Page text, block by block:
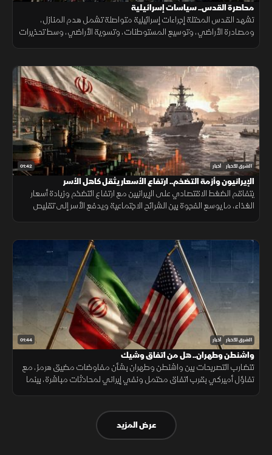
محاصرة القدس.. سياسات إسرائيلية
تشهد القدس المحتلة إجراءات إسرائيلية متواصلة تشمل هدم المنازل،
ومصادرة الأراضي، وتوسيع المستوطنات، وتسوية الأراضي، وسط تحذيرات
01:42 الشرق للأخبار أخبار
الإيرانيون وأزمة التضخم.. ارتفاع الأسعار يثقل كاهل الأسر
يتفاقم الضغط الاقتصادي على الإيرانيين مع ارتفاع التضخم وزيادة أسعار
الغذاء، ما يوسع الفجوة بين الشرائح الاجتماعية ويدفع الأسر إلى تقليص
01:44 الشرق للأخبار أخبار
واشنطن وطهران.. هل من اتفاق وشيك
تتضارب التصريحات بين واشنطن وطهران بشأن مفاوضات مضيق هرمز، مع
تفاؤل أميركي بقرب اتفاق محتمل ونفي إيراني لمحادثات مباشرة، بينما
عرض المزيد